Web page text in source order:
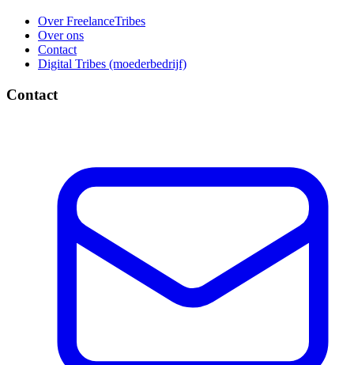
Over FreelanceTribes
Over ons
Contact
Digital Tribes (moederbedrijf)
Contact